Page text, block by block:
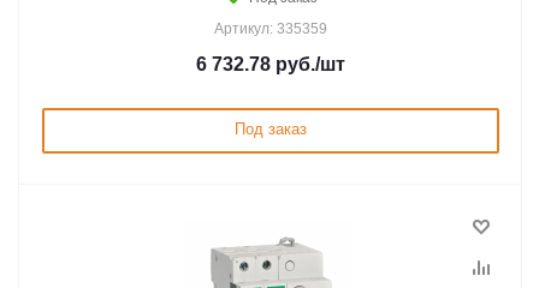
Артикул: 335359
6 732.78 руб./шт
Под заказ